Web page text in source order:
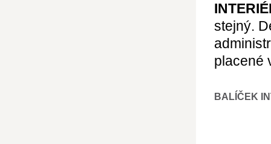
stejný.
placené
BALÍČEK